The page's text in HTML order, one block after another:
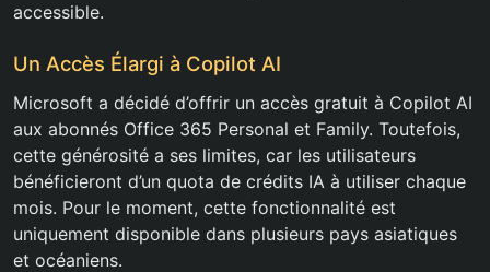
accessible.
Un Accès Élargi à Copilot AI
Microsoft a décidé d’offrir un accès gratuit à Copilot AI
aux abonnés Office 365 Personal et Family. Toutefois,
cette générosité a ses limites, car les utilisateurs
bénéficieront d’un quota de crédits IA à utiliser chaque
mois. Pour le moment, cette fonctionnalité est
uniquement disponible dans plusieurs pays asiatiques
et océaniens.